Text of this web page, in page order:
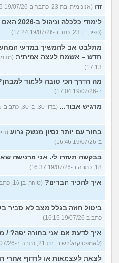
זה (אנונימית, בת 23, כתבה ב-19/07/26 17:35)
לימודי כלכלה וניהול ב-2026 האם יהיה לי עתיד בזה?
(כפיר, בן 23, כתב ב-19/07/26 17:24)
מתלבט אם להמשיך במדעי
חדש – אשמח לעצה אמיתית
17:13)
מה הדרך הכי טובה ללמוד
ב-19/07/26 17:04)
מרגיש אבוד... (בדוי 30, בן 30, כתב ב-19/07/26 16:55)
בחור עם יותר נסיון מנשק גרוע
ב-19/07/26 16:46)
בבקשה תעזרו לי. אני מרגישה
18, כתבה ב-19/07/26 16:37)
איך להכיר חברים? (טוהר, בן 16, כתב ב-19/07/26 16:26)
ביטול חוזה בגלל מצב לא סביר
כתב ב-19/07/26 16:15)
איך לדעת אם אני בחורה יפה? /
(לאמפסיקהלחשוב, בת 21, כתבה ב-19/07/26 16:04)
לצאת לעצמאות או לרדוף אחרי